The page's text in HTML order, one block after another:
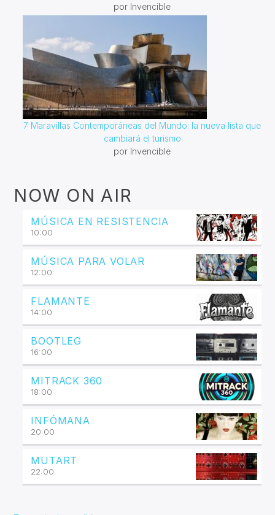
por Invencible
7 Maravillas Contemporáneas del Mundo: la nueva lista que
cambiará el turismo
por Invencible
NOW ON AIR
MÚSICA EN RESISTENCIA
10:00
MÚSICA PARA VOLAR
12:00
FLAMANTE
14:00
BOOTLEG
16:00
MITRACK 360
18:00
INFÓMANA
20:00
MUTART
22:00